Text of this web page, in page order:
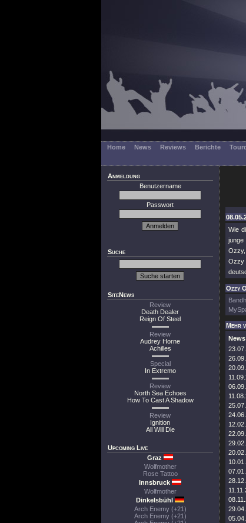
Home News Reviews Berichte
Anmeldung
Benutzername
Passwort
Suche
SiteNews
Review
Death Dealer
Reign Of Steel
Review
Audrey Horne
Achilles
Special
In Extremo
Review
North Sea Echoes
How To Cast A Shadow
Review
Ignition
All Will Die
Upcoming Live
Graz
Wolfmother
Rose Tattoo
Innsbruck
Wolfmother
Dinkelsbühl
Arch Enemy (+21)
Arch Enemy (+21)
Wie
Ozzy,
Ozzy
Ozzy
Mehr
News